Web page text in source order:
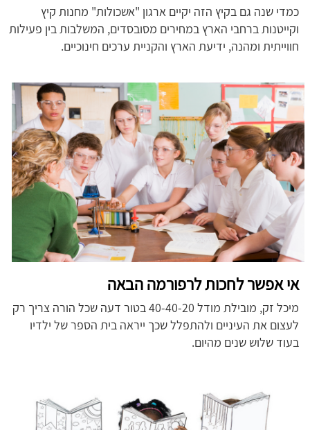
כמדי שנה גם בקיץ הזה יקיים ארגון "אשכולות" מחנות קיץ
וקייטנות ברחבי הארץ במחירים מסובסדים, המשלבות בין פעילות
חווייתית ומהנה, ידיעת הארץ והקניית ערכים חינוכיים.
אי אפשר לחכות לרפורמה הבאה
מיכל זק, מובילת מודל 40-40-20 בטור דעה שכל הורה צריך רק
לעצום את העיניים ולהתפלל שכך ייראה בית הספר של ילדיו
בעוד שלוש שנים מהיום.